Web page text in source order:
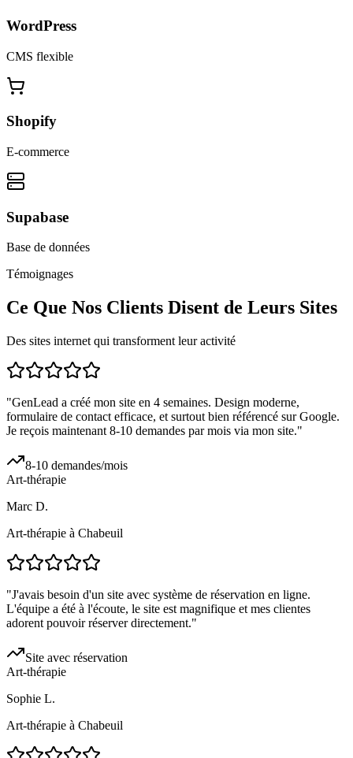
WordPress
CMS flexible
Shopify
E-commerce
Supabase
Base de données
Témoignages
Ce Que Nos Clients Disent de Leurs Sites
Des sites internet qui transforment leur activité
"GenLead a créé mon site en 4 semaines. Design moderne,
formulaire de contact efficace, et surtout bien référencé sur Google.
Je reçois maintenant 8-10 demandes par mois via mon site."
8-10 demandes/mois
Art-thérapie
Marc D.
Art-thérapie à Chabeuil
"J'avais besoin d'un site avec système de réservation en ligne.
L'équipe a été à l'écoute, le site est magnifique et mes clientes
adorent pouvoir réserver directement."
Site avec réservation
Art-thérapie
Sophie L.
Art-thérapie à Chabeuil